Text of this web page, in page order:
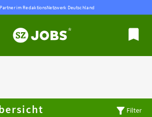
im RedaktionsNetzwerk Deutschland
Filter